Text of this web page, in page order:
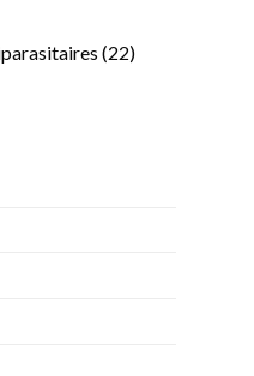
2222